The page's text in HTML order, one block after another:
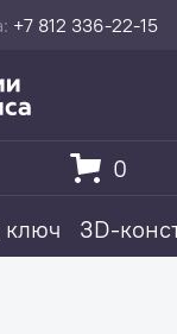
+7 812 336-22-15
3D-
0